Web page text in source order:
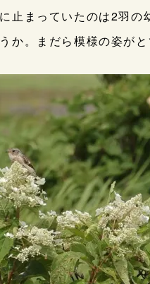
止まっていたのは2羽の
か。まだら模様の姿が